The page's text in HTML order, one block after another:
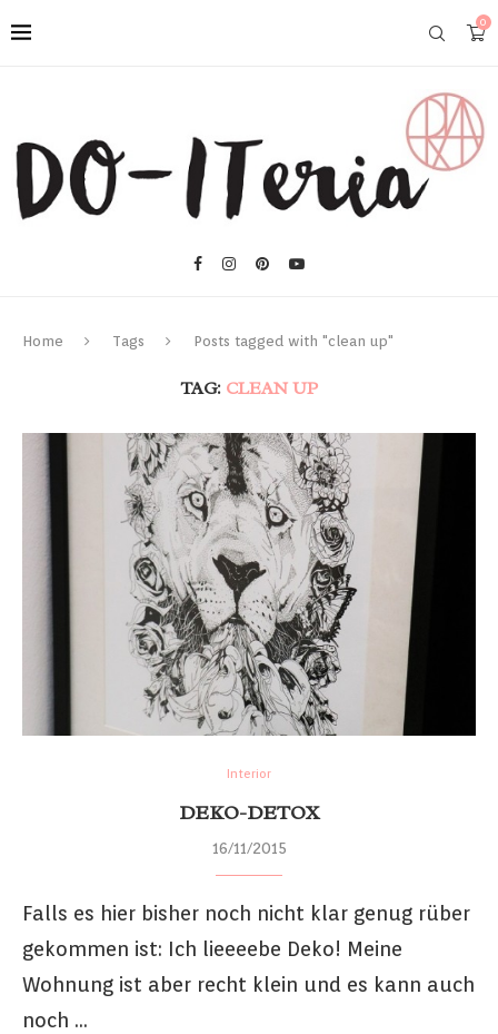
0
Home Tags Posts tagged with "clean up"
TAG: CLEAN UP
Interior
DEKO-DETOX
16/11/2015
Falls es hier bisher noch nicht klar genug rüber
gekommen ist: Ich lieeeebe Deko! Meine
Wohnung ist aber recht klein und es kann auch
noch …